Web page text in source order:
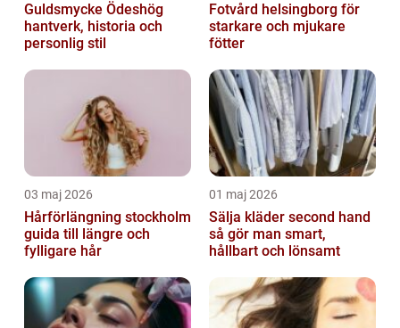
Guldsmycke Ödeshög
hantverk, historia och
personlig stil
Fotvård helsingborg för
starkare och mjukare
fötter
03 maj 2026
Hårförlängning stockholm
guida till längre och
fylligare hår
01 maj 2026
Sälja kläder second hand
så gör man smart,
hållbart och lönsamt